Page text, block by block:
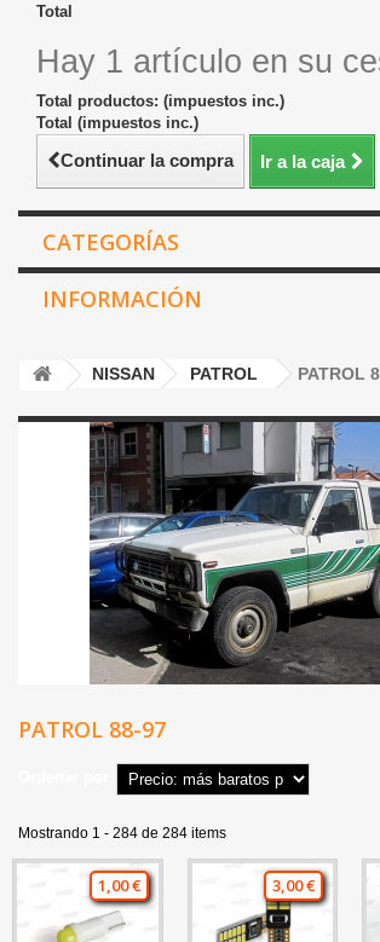
Total
Hay 1 artículo en su
Total productos: (impuestos inc.)
Total (impuestos inc.)
Continuar la compra Ir a la caja
CATEGORÍAS
INFORMACIÓN
NISSAN PATROL PATROL
PATROL 88-97
Mostrando 1 - 284 de 284 items
1,00 € 3,00 €